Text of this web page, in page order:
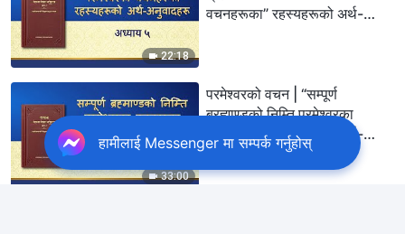
22:18
वचनहरूका” रहस्यहरूको अर्थ-
33:00
परमेश्‍वरको वचन | “सम्पूर्ण
ब्रह्माण्डको निम्ति परमेश्‍वरका
वचनहरूका” रहस्यहरूको अर्थ-
अनुवादहरू: अध्याय ६
हामीलाई Messenger मा सम्पर्क गर्नुहोस्